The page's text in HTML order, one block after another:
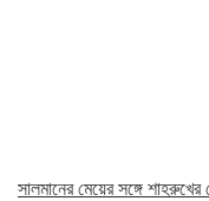
সালমানের মেয়ের সঙ্গে শাহরুখের